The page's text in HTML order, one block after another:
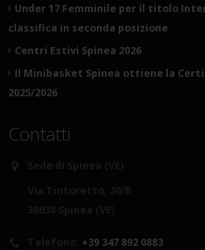
Under 17 Femminile per il titolo
classifica in seconda posizione
Centri Estivi Spinea 2026
Il Minibasket Spinea ottiene la
2025/2026
Contatti
+39 347 892 0883